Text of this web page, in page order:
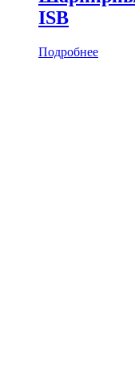
ISB
Подробнее